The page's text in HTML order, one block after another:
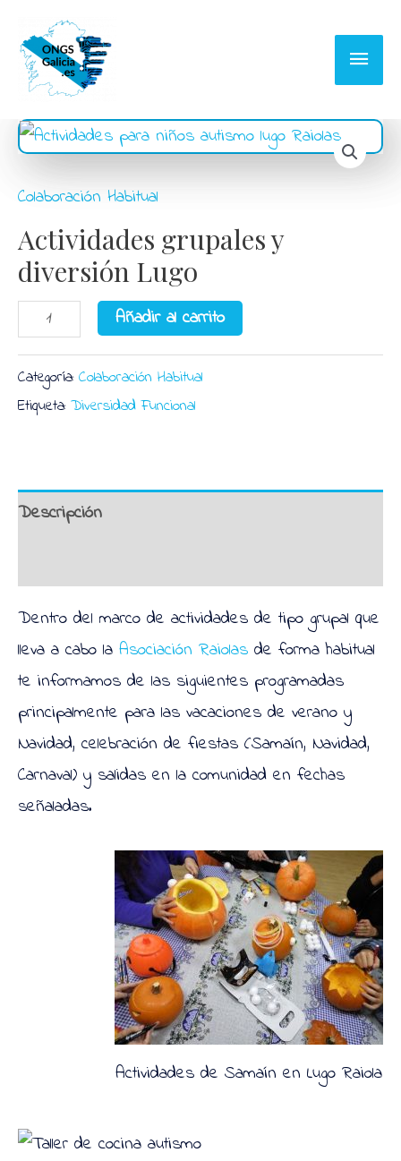
contenido
Menú
Colaboración Habitual
Actividades grupales y
diversión Lugo
Actividades
grupales
y
diversión
Añadir al carrito
Categoría: Colaboración Habitual
Etiqueta: Diversidad Funcional
Descripción
Dentro del marco de actividades de tipo grupal que
lleva a cabo la Asociación Raiolas de forma habitual
te informamos de las siguientes programadas
principalmente para las vacaciones de verano y
Navidad, celebración de fiestas (Samaín, Navidad,
Carnaval) y salidas en la comunidad en fechas
señaladas.
Actividades de Samaín en Lugo Raiola